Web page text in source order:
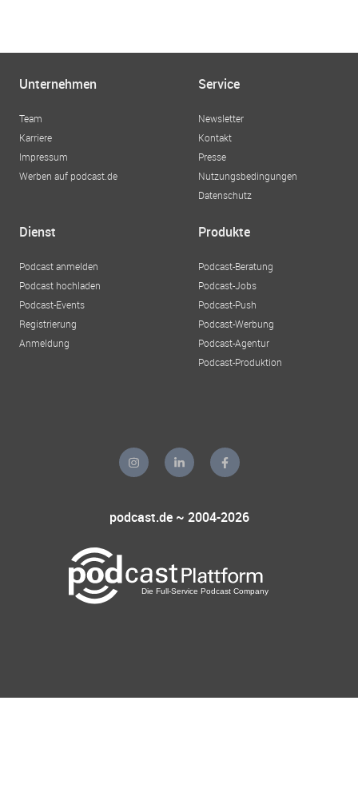
Unternehmen
Team
Karriere
Impressum
Werben auf podcast.de
Service
Newsletter
Kontakt
Presse
Nutzungsbedingungen
Datenschutz
Dienst
Podcast anmelden
Podcast hochladen
Podcast-Events
Registrierung
Anmeldung
Produkte
Podcast-Beratung
Podcast-Jobs
Podcast-Push
Podcast-Werbung
Podcast-Agentur
Podcast-Produktion
podcast.de ~ 2004-2026